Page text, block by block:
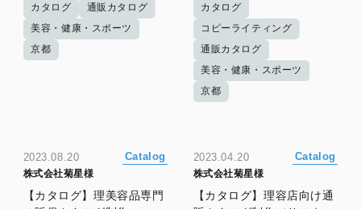
カタログ
通販カタログ
美容・健康・スポーツ
京都
カタログ
コピーライティング
通販カタログ
美容・健康・スポーツ
京都
2023.08.20 Catalog
株式会社菊星様
【カタログ】理美容品専門
2023.04.20 Catalog
株式会社菊星様
【カタログ】理容店向け通